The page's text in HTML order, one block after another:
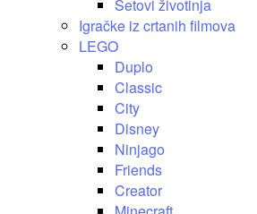
Setovi životinja
Igračke iz crtanih filmova
LEGO
Duplo
Classic
City
Disney
Ninjago
Friends
Creator